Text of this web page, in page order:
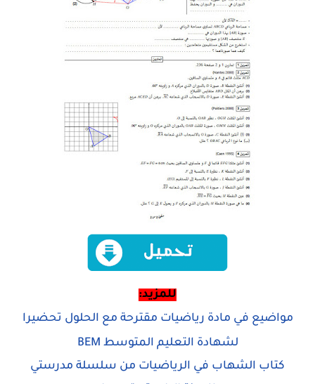
للمزيد:
مواضيع في مادة رياضيات مقترحة مع الحلول تحضيرا
لشهادة التعليم المتوسط BEM
كتاب الشهاب في الرياضيات من سلسلة مدرستي